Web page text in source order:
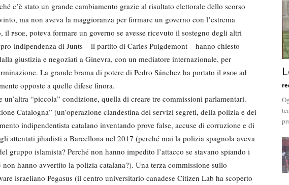
c’è stato un grande cambiamento grazie al risultato elettorale dello scorso
ma non aveva la maggioranza per formare un governo con l’estrema
il psoe, poteva formare un governo se avesse ricevuto il sostegno degli altri
indipendenza di Junts – il partito di Carles Puigdemont – hanno chiesto
giustizia e negoziati a Ginevra, con un mediatore internazionale, per
La grande brama di potere di Pedro Sánchez ha portato il psoe ad
opposte a quelle difese finora.
un’altra “piccola” condizione, quella di creare tre commissioni parlamentari.
Catalogna” (un’operazione clandestina dei servizi segreti, della polizia e dei
indipendentista catalano inventando prove false, accuse di corruzione e di
attentati jihadisti a Barcellona nel 2017 (perché mai la polizia spagnola aveva
gruppo islamista? Perché non hanno impedito l’attacco se stavano spiando i
hanno avvertito la polizia catalana?). Una terza commissione sullo
israeliano Pegasus (il centro universitario canadese Citizen Lab ha scoperto